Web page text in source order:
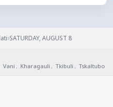
›SATURDAY, AUGUST 8
Vani , Kharagauli , Tkibuli , Tskaltubo